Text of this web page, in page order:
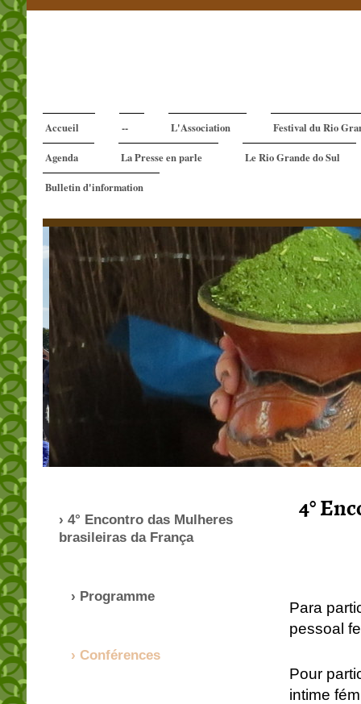
Accueil -- L'Association Festival du Rio
Agenda La Presse en parle Le Rio Grande do Sul
Bulletin d'information
4°
Para
pessoal
Pour
intime
4° Encontro das Mulheres
brasileiras da França
Programme
Conférences